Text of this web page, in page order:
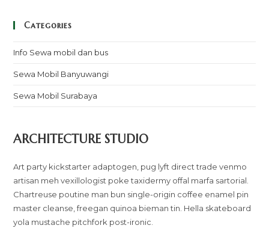
Categories
Info Sewa mobil dan bus
Sewa Mobil Banyuwangi
Sewa Mobil Surabaya
ARCHITECTURE STUDIO
Art party kickstarter adaptogen, pug lyft direct trade venmo
artisan meh vexillologist poke taxidermy offal marfa sartorial.
Chartreuse poutine man bun single-origin coffee enamel pin
master cleanse, freegan quinoa bieman tin. Hella skateboard
yola mustache pitchfork post-ironic.